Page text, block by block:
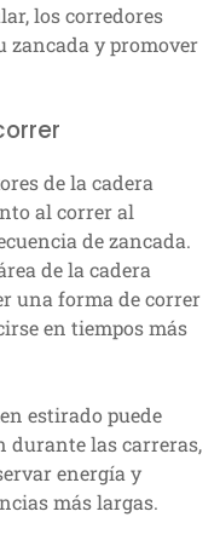
los corredores
zancada y promover
de la cadera
al correr al
de zancada.
de la cadera
una forma de correr
en tiempos más
estirado puede
durante las carreras,
energía y
más largas.